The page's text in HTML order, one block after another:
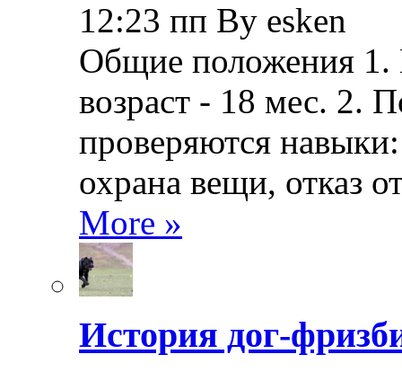
12:23 пп By esken
Общие положения
возраст - 18 мес. 2.
проверяются
охрана вещи, отказ
More »
История дог-